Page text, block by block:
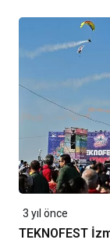
3 yıl önce
TEKNOFEST